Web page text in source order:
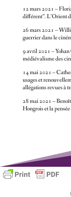
12 mars 2021 –
différent”. L’Orient
26 mars 2021 –
guerrier dans le
9 avril 2021 –
médiévalisme des
14 mai 2021 –
usages et
allégations revues à
28 mai 2021 –
Hongrois et la